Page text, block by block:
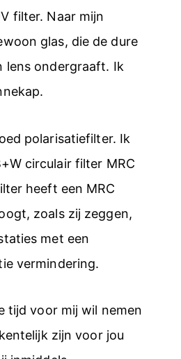
filter. Naar mijn
glas, die de dure
lens ondergraaft. Ik
polarisatiefilter. Ik
circulair filter MRC
heeft een MRC
zoals zij zeggen,
met een
vermindering.
tijd voor mij wil nemen
zijn voor jou